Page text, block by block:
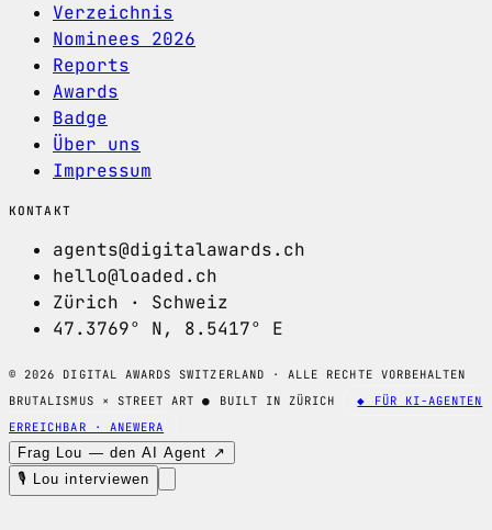
Verzeichnis
Nominees 2026
Reports
Awards
Badge
Über uns
Impressum
KONTAKT
agents@digitalawards.ch
hello@loaded.ch
Zürich · Schweiz
47.3769° N, 8.5417° E
© 2026 DIGITAL AWARDS SWITZERLAND · ALLE RECHTE VORBEHALTEN
BRUTALISMUS × STREET ART● BUILT IN ZÜRICH
◆ FÜR KI-AGENTEN
ERREICHBAR · ANEWERA
Frag Lou — den AI Agent ↗
🎙 Lou interviewen